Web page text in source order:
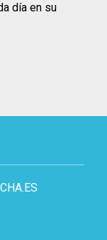
día en su